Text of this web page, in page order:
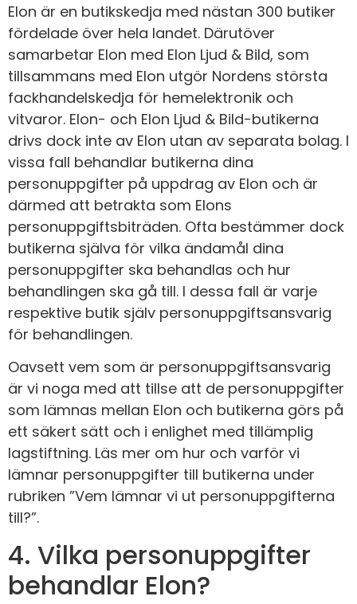
Elon är en butikskedja med nästan 300 butiker
fördelade över hela landet. Därutöver
samarbetar Elon med Elon Ljud & Bild, som
tillsammans med Elon utgör Nordens största
fackhandelskedja för hemelektronik och
vitvaror. Elon- och Elon Ljud & Bild-butikerna
drivs dock inte av Elon utan av separata bolag. I
vissa fall behandlar butikerna dina
personuppgifter på uppdrag av Elon och är
därmed att betrakta som Elons
personuppgiftsbiträden. Ofta bestämmer dock
butikerna själva för vilka ändamål dina
personuppgifter ska behandlas och hur
behandlingen ska gå till. I dessa fall är varje
respektive butik själv personuppgiftsansvarig
för behandlingen.
Oavsett vem som är personuppgiftsansvarig
är vi noga med att tillse att de personuppgifter
som lämnas mellan Elon och butikerna görs på
ett säkert sätt och i enlighet med tillämplig
lagstiftning. Läs mer om hur och varför vi
lämnar personuppgifter till butikerna under
rubriken ”Vem lämnar vi ut personuppgifterna
till?”.
4. Vilka personuppgifter
behandlar Elon?